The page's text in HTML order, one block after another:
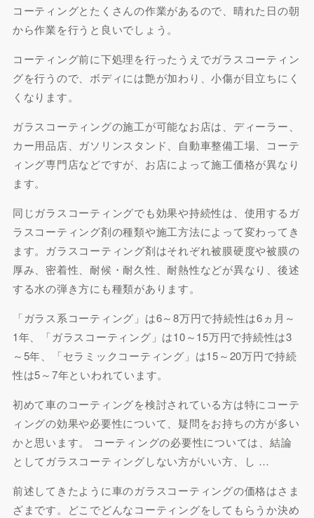
コーティングとたくさんの作業があるので、晴れた日の朝
から作業を行うと良いでしょう。
コーティング前に下処理を行ったうえでガラスコーティン
グを行うので、ボディには艶が加わり、小傷が目立ちにく
くなります。
ガラスコーティングの施工が可能なお店は、ディーラー、
カー用品店、ガソリンスタンド、自動車整備工場、コーテ
ィング専門店などですが、お店によって施工価格が異なり
ます。
同じガラスコーティングでも効果や持続性は、使用するガ
ラスコーティング剤の種類や施工方法によって変わってき
ます。ガラスコーティング剤はそれぞれ被膜硬度や被膜の
厚み、密着性、耐候・耐久性、耐熱性などが異なり、後述
する水の弾き方にも種類があります。
「ガラス系コーティング」は6～8万円で持続性は6ヵ月～
1年、「ガラスコーティング」は10～15万円で持続性は3
～5年、「セラミックコーティング」は15～20万円で持続
性は5～7年といわれています。
初めて車のコーティングを検討されている方は特にコーテ
ィングの効果や必要性について、疑問をお持ちの方が多い
かと思います。 コーティングの必要性については、結論
としてガラスコーティングしない方がいい方、し …
前述してきたように車のガラスコーティングの価格はさま
ざまです。どこでどんなコーティングをしてもらうか決め